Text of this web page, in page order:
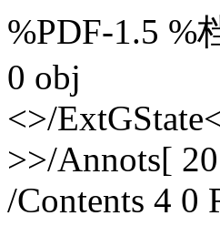
%PDF-1.5 %
0 obj
<>/
>>/Annots[
/Contents 4 0